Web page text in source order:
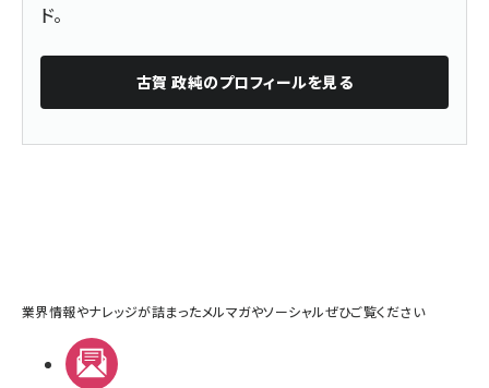
ド。
古賀 政純のプロフィールを見る
業界情報やナレッジが詰まったメルマガやソーシャルぜひご覧ください